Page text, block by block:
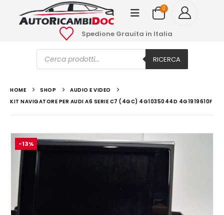
0
Spedione Grauita in Italia
Ricerca
prodotti RICERCA
HOME SHOP
AUDIO E VIDEO
KIT NAVIGATORE PER AUDI A6 SERIE C7 (4GC) 4G1035044D 4G1919610F
-13%